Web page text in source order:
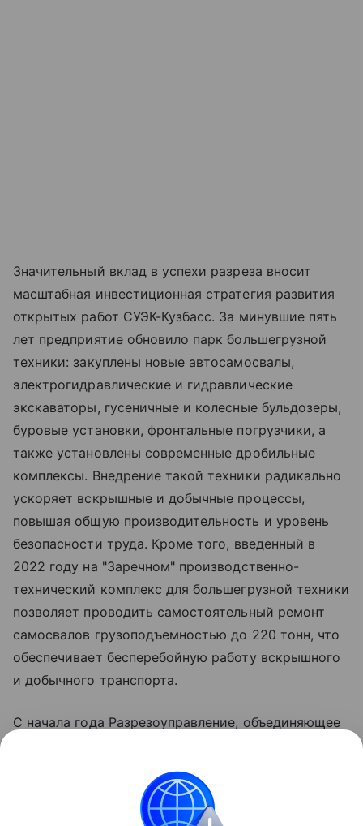
Значительный вклад в успехи разреза вносит
масштабная инвестиционная стратегия развития
открытых работ СУЭК-Кузбасс. За минувшие пять
лет предприятие обновило парк большегрузной
техники: закуплены новые автосамосвалы,
электрогидравлические и гидравлические
экскаваторы, гусеничные и колесные бульдозеры,
буровые установки, фронтальные погрузчики, а
также установлены современные дробильные
комплексы. Внедрение такой техники радикально
ускоряет вскрышные и добычные процессы,
повышая общую производительность и уровень
безопасности труда. Кроме того, введенный в
2022 году на "Заречном" производственно-
технический комплекс для большегрузной техники
позволяет проводить самостоятельный ремонт
самосвалов грузоподъемностью до 220 тонн, что
обеспечивает бесперебойную работу вскрышного
и добычного транспорта.
С начала года Разрезоуправление, объединяющее
демонстрирует опережение плановых
показателей. По итогам семи месяцев
фактическая добыча угля достигла 2,9 миллиона